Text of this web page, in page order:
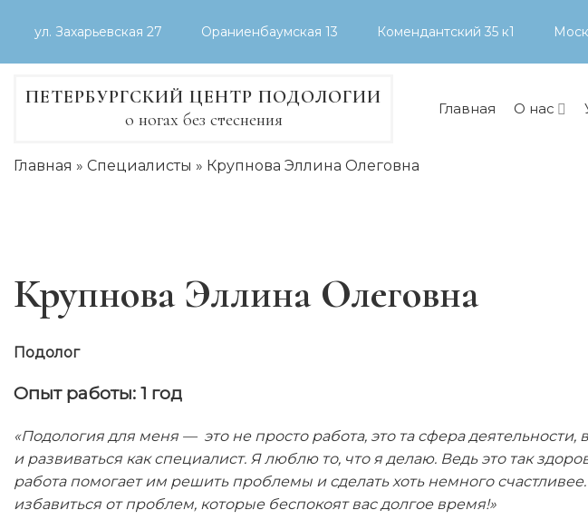
ул. Захарьевская 27 Ораниенбаумская 13 Комендантский 35 к1
ПЕТЕРБУРГСКИЙ ЦЕНТР ПОДОЛОГИИ
о ногах без стеснения
Главная О нас
Главная » Специалисты » Крупнова Эллина Олеговна
Крупнова Эллина Олеговна
Подолог
Опыт работы: 1 год
«Подология для меня — это не просто работа, это та сфера
и развиваться как специалист. Я люблю то, что я делаю. Ведь это так
работа помогает им решить проблемы и сделать хоть немного
избавиться от проблем, которые беспокоят вас долгое время!»